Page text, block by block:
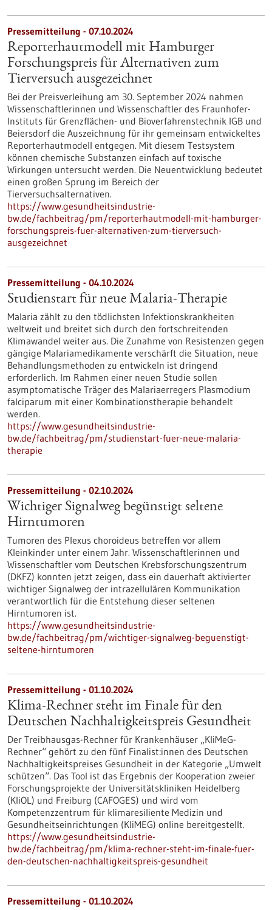
Pressemitteilung - 07.10.2024
Reporterhautmodell mit Hamburger
Forschungspreis für Alternativen zum
Tierversuch ausgezeichnet
Bei der Preisverleihung am 30. September 2024 nahmen
Wissenschaftlerinnen und Wissenschaftler des Fraunhofer-
Instituts für Grenzflächen- und Bioverfahrenstechnik IGB und
Beiersdorf die Auszeichnung für ihr gemeinsam entwickeltes
Reporterhautmodell entgegen. Mit diesem Testsystem
können chemische Substanzen einfach auf toxische
Wirkungen untersucht werden. Die Neuentwicklung bedeutet
einen großen Sprung im Bereich der
Tierversuchsalternativen.
https://www.gesundheitsindustrie-
bw.de/fachbeitrag/pm/reporterhautmodell-mit-hamburger-
forschungspreis-fuer-alternativen-zum-tierversuch-
ausgezeichnet
Pressemitteilung - 04.10.2024
Studienstart für neue Malaria-Therapie
Malaria zählt zu den tödlichsten Infektionskrankheiten
weltweit und breitet sich durch den fortschreitenden
Klimawandel weiter aus. Die Zunahme von Resistenzen gegen
gängige Malariamedikamente verschärft die Situation, neue
Behandlungsmethoden zu entwickeln ist dringend
erforderlich. Im Rahmen einer neuen Studie sollen
asymptomatische Träger des Malariaerregers Plasmodium
falciparum mit einer Kombinationstherapie behandelt
werden.
https://www.gesundheitsindustrie-
bw.de/fachbeitrag/pm/studienstart-fuer-neue-malaria-
therapie
Pressemitteilung - 02.10.2024
Wichtiger Signalweg begünstigt seltene
Hirntumoren
Tumoren des Plexus choroideus betreffen vor allem
Kleinkinder unter einem Jahr. Wissenschaftlerinnen und
Wissenschaftler vom Deutschen Krebsforschungszentrum
(DKFZ) konnten jetzt zeigen, dass ein dauerhaft aktivierter
wichtiger Signalweg der intrazellulären Kommunikation
verantwortlich für die Entstehung dieser seltenen
Hirntumoren ist.
https://www.gesundheitsindustrie-
bw.de/fachbeitrag/pm/wichtiger-signalweg-beguenstigt-
seltene-hirntumoren
Pressemitteilung - 01.10.2024
Klima-Rechner steht im Finale für den
Deutschen Nachhaltigkeitspreis Gesundheit
Der Treibhausgas-Rechner für Krankenhäuser „KliMeG-
Rechner“ gehört zu den fünf Finalist:innen des Deutschen
Nachhaltigkeitspreises Gesundheit in der Kategorie „Umwelt
schützen“. Das Tool ist das Ergebnis der Kooperation zweier
Forschungsprojekte der Universitätskliniken Heidelberg
(KliOL) und Freiburg (CAFOGES) und wird vom
Kompetenzzentrum für klimaresiliente Medizin und
Gesundheitseinrichtungen (KliMEG) online bereitgestellt.
https://www.gesundheitsindustrie-
bw.de/fachbeitrag/pm/klima-rechner-steht-im-finale-fuer-
den-deutschen-nachhaltigkeitspreis-gesundheit
Pressemitteilung - 01.10.2024